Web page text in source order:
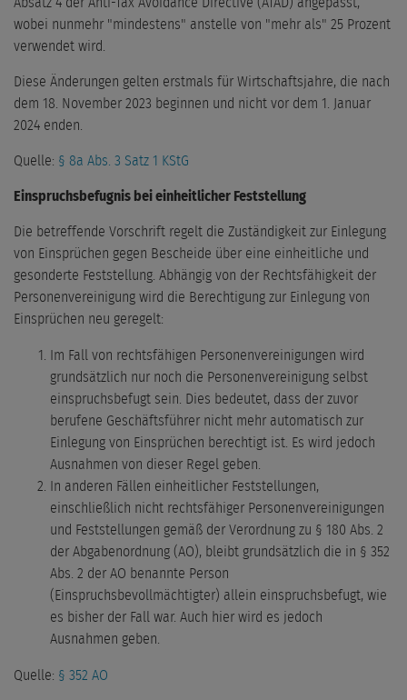
wobei nunmehr "mindestens" anstelle von "mehr als" 25 Prozent
verwendet wird.
Diese Änderungen gelten erstmals für Wirtschaftsjahre, die nach
dem 18. November 2023 beginnen und nicht vor dem 1. Januar
2024 enden.
Quelle: § 8a Abs. 3 Satz 1 KStG
Einspruchsbefugnis bei einheitlicher Feststellung
Die betreffende Vorschrift regelt die Zuständigkeit zur Einlegung
von Einsprüchen gegen Bescheide über eine einheitliche und
gesonderte Feststellung. Abhängig von der Rechtsfähigkeit der
Personenvereinigung wird die Berechtigung zur Einlegung von
Einsprüchen neu geregelt:
Im Fall von rechtsfähigen Personenvereinigungen wird
grundsätzlich nur noch die Personenvereinigung selbst
einspruchsbefugt sein. Dies bedeutet, dass der zuvor
berufene Geschäftsführer nicht mehr automatisch zur
Einlegung von Einsprüchen berechtigt ist. Es wird jedoch
Ausnahmen von dieser Regel geben.
In anderen Fällen einheitlicher Feststellungen,
einschließlich nicht rechtsfähiger Personenvereinigungen
und Feststellungen gemäß der Verordnung zu § 180 Abs. 2
der Abgabenordnung (AO), bleibt grundsätzlich die in § 352
Abs. 2 der AO benannte Person
(Einspruchsbevollmächtigter) allein einspruchsbefugt, wie
es bisher der Fall war. Auch hier wird es jedoch
Ausnahmen geben.
Quelle: § 352 AO